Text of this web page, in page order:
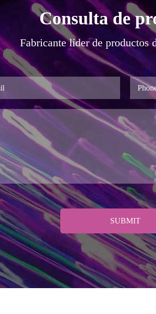
Consulta de
Fabricante líder de productos
SUBMIT